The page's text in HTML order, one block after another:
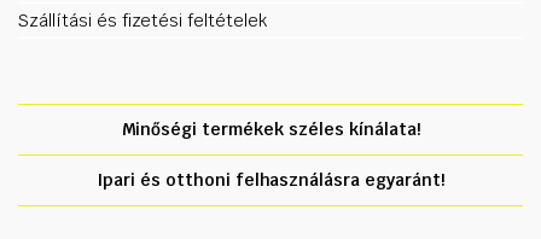
Szállítási és fizetési feltételek
Minőségi termékek széles kínálata!
Ipari és otthoni felhasználásra egyaránt!